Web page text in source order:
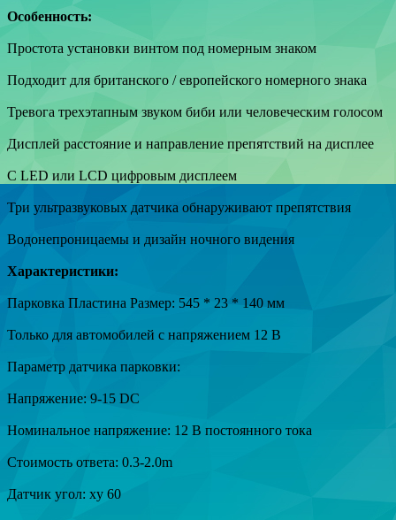
Особенность:
Простота установки винтом под номерным знаком
Подходит для британского / европейского номерного знака
Тревога трехэтапным звуком биби или человеческим голосом
Дисплей расстояние и направление препятствий на дисплее
С LED или LCD цифровым дисплеем
Три ультразвуковых датчика обнаруживают препятствия
Водонепроницаемы и дизайн ночного видения
Характеристики:
Парковка Пластина Размер: 545 * 23 * 140 мм
Только для автомобилей с напряжением 12 В
Параметр датчика парковки:
Напряжение: 9-15 DC
Номинальное напряжение: 12 В постоянного тока
Стоимость ответа: 0.3-2.0m
Датчик угол: xy 60